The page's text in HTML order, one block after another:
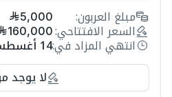
مبلغ العربون: 5,000
السعر الافتتاحي: 160,000
انتهي المزاد في:14 أغسطس، 2025
لا يوجد